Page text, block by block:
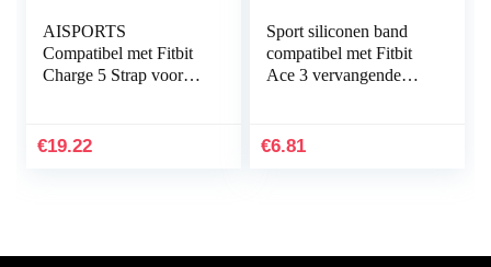
AISPORTS
Compatibel met Fitbit
Charge 5 Strap voor
Rhinestones sieraden…
€19.22
Sport siliconen band
compatibel met Fitbit
Ace 3 vervangende
horlogearmband…
€6.81